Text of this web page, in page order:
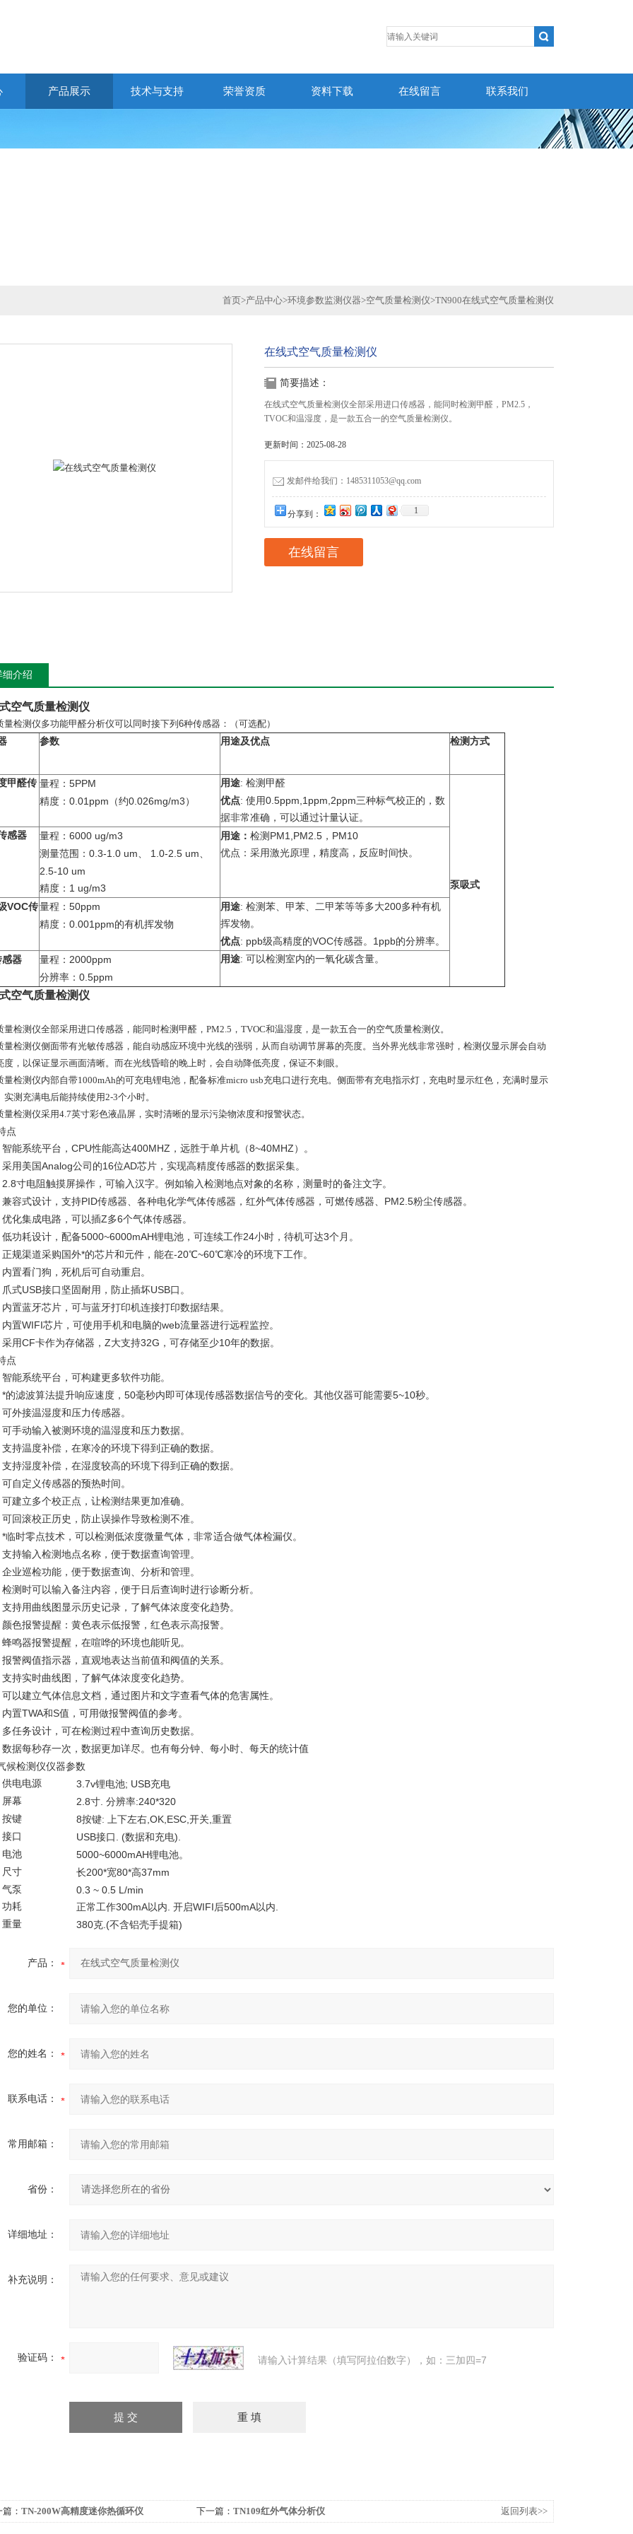
产品展示 技术与支持 荣誉资质 资料下载 在线留言 联系我们
首页>产品中心>环境参数监测仪器>空气质量检测仪>TN900在线式空气质量检测仪
在线式空气质量检测仪
简要描述：
在线式空气质量检测仪全部采用进口传感器，能同时检测甲醛，PM2.5，
TVOC和温湿度，是一款五合一的空气质量检测仪。
更新时间：2025-08-28
发邮件给我们：1485311053@qq.com
分享到： 1
在线留言
细介绍
空气质量检测仪
量检测仪多功能甲醛分析仪可以同时接下列 6种传感器：（可选配）
参数 用途及优点 检测方式
甲醛传 量程： 5PPM
精度： 0.01ppm （约0.026mg/m3 ）
用途: 检测甲醛
优点: 使用0.5ppm,1ppm,2ppm三种标气校正的，数
据非常准确，可以通过计量认证。
泵吸式
感器 量程： 6000 ug/m3
测量范围： 0.3-1.0 um、 1.0-2.5 um、
2.5-10 um
精度： 1 ug/m3
用途： 检测 PM1,PM2.5 ， PM10
优点：采用激光原理，精度高，反应时间快。
VOC传量程： 50ppm
精度： 0.001ppm的有机挥发物
用途: 检测苯、甲苯、二甲苯等等多大200多种有机
挥发物。
优点: ppb级高精度的VOC传感器。 1ppb的分辨率。
感器
量程： 2000ppm
分辨率： 0.5ppm
用途: 可以检测室内的一氧化碳含量。
空气质量检测仪
量检测仪全部采用进口传感器，能同时检测甲醛，PM2.5，TVOC和温湿度，是一款五合一的空气质量检测仪。
量检测仪侧面带有光敏传感器，能自动感应环境中光线的强弱，从而自动调节屏幕的亮度。当外界光线非常强时，检测仪显示屏会自动
度，以保证显示画面清晰。而在光线昏暗的晚上时，会自动降低亮度，保证不刺眼。
量检测仪内部自带1000mAh的可充电锂电池，配备标准micro usb充电口进行充电。侧面带有充电指示灯，充电时显示红色，充满时显示
实测充满电后能持续使用2-3个小时。
量检测仪采用4.7英寸彩色液晶屏，实时清晰的显示污染物浓度和报警状态。
点
智能系统平台，CPU性能高达400MHZ，远胜于单片机（8~40MHZ）。
采用美国Analog公司的16位AD芯片，实现高精度传感器的数据采集。
2.8寸电阻触摸屏操作，可输入汉字。例如输入检测地点对象的名称，测量时的备注文字。
兼容式设计，支持PID传感器、各种电化学气体传感器，红外气体传感器，可燃传感器、PM2.5粉尘传感器。
优化集成电路，可以插Z多6个气体传感器。
低功耗设计，配备5000~6000mAH锂电池，可连续工作24小时，待机可达3个月。
正规渠道采购国外*的芯片和元件，能在-20℃~60℃寒冷的环境下工作。
内置看门狗，死机后可自动重启。
爪式USB接口坚固耐用，防止插坏USB口。
内置蓝牙芯片，可与蓝牙打印机连接打印数据结果。
内置WIFI芯片，可使用手机和电脑的web流量器进行远程监控。
采用CF卡作为存储器，Z大支持32G，可存储至少10年的数据。
点
智能系统平台，可构建更多软件功能。
*的滤波算法提升响应速度，50毫秒内即可体现传感器数据信号的变化。其他仪器可能需要5~10秒。
可外接温湿度和压力传感器。
可手动输入被测环境的温湿度和压力数据。
支持温度补偿，在寒冷的环境下得到正确的数据。
支持湿度补偿，在湿度较高的环境下得到正确的数据。
可自定义传感器的预热时间。
可建立多个校正点，让检测结果更加准确。
可回滚校正历史，防止误操作导致检测不准。
*临时零点技术，可以检测低浓度微量气体，非常适合做气体检漏仪。
支持输入检测地点名称，便于数据查询管理。
企业巡检功能，便于数据查询、分析和管理。
检测时可以输入备注内容，便于日后查询时进行诊断分析。
支持用曲线图显示历史记录，了解气体浓度变化趋势。
颜色报警提醒：黄色表示低报警，红色表示高报警。
蜂鸣器报警提醒，在喧哗的环境也能听见。
报警阀值指示器，直观地表达当前值和阀值的关系。
支持实时曲线图，了解气体浓度变化趋势。
可以建立气体信息文档，通过图片和文字查看气体的危害属性。
内置TWA和S值，可用做报警阀值的参考。
多任务设计，可在检测过程中查询历史数据。
数据每秒存一次，数据更加详尽。也有每分钟、每小时、每天的统计值
候检测仪仪器参数
供电电源 3.7v锂电池; USB充电
屏幕
2.8寸 .分辨率:240*320
按键 8按键:上下左右 ,OK,ESC,开关 ,重置
接口
USB接口 . (数据和充电).
电池 5000~6000mAH锂电池。
尺寸
长200*宽80*高37mm
气泵 0.3 ~ 0.5 L/min
功耗 正常工作300mA以内 .开启WIFI后500mA以内
重量 380克 .(不含铝壳手提箱)
产品：
您的单位：
您的姓名：
联系电话：
常用邮箱：
省份：
详细地址：
补充说明：
验证码： 请输入计算结果（填写阿拉伯数字），如：三加四=7
： TN-200W高精度迷你热循环仪 下一篇： TN109红外气体分析仪 返回列表>>